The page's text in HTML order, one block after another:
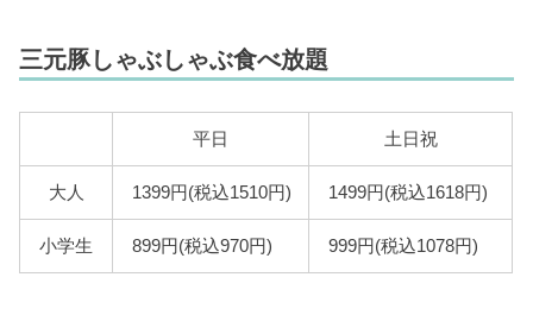
三元豚しゃぶしゃぶ食べ放題
平日 土日祝
大人 1399円(税込1510円) 1499円(税込1618円)
小学生 899円(税込970円) 999円(税込1078円)